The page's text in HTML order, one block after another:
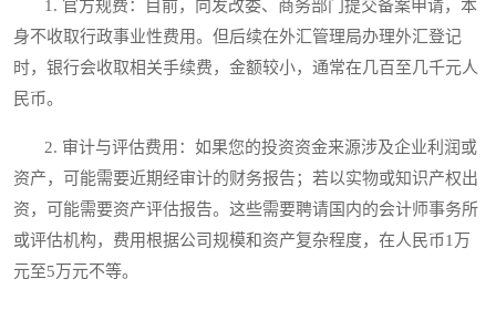
1. 官方规费：目前，向发改委、商务部门提交备案申请，本
身不收取行政事业性费用。但后续在外汇管理局办理外汇登记
时，银行会收取相关手续费，金额较小，通常在几百至几千元人
民币。
2. 审计与评估费用：如果您的投资资金来源涉及企业利润或
资产，可能需要近期经审计的财务报告；若以实物或知识产权出
资，可能需要资产评估报告。这些需要聘请国内的会计师事务所
或评估机构，费用根据公司规模和资产复杂程度，在人民币1万
元至5万元不等。